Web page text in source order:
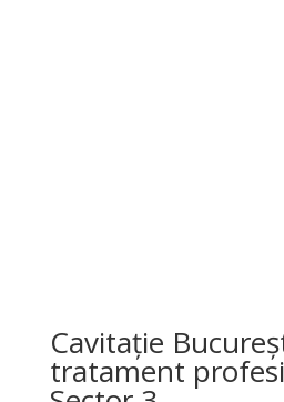
Cavitație
tratament